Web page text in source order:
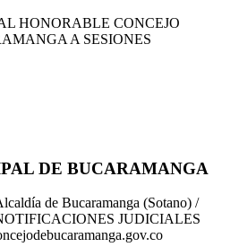
HONORABLE CONCEJO
A SESIONES
DE BUCARAMANGA
de Bucaramanga (Sotano) /
JUDICIALES